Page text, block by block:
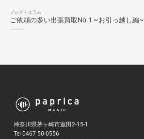
ブログ / コラム
ご依頼の多い出張買取No.1 ~お引っ越し編~
神奈川県茅ヶ崎市室田2-15-1
Tel 0467-50-0556